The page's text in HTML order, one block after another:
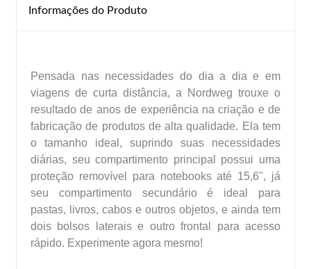
Informações do Produto
Pensada nas necessidades do dia a dia e em
viagens de curta distância, a Nordweg trouxe o
resultado de anos de experiência na criação e de
fabricação de produtos de alta qualidade. Ela tem
o tamanho ideal, suprindo suas necessidades
diárias, seu compartimento principal possui uma
proteção removível para notebooks até 15,6", já
seu compartimento secundário é ideal para
pastas, livros, cabos e outros objetos, e ainda tem
dois bolsos laterais e outro frontal para acesso
rápido. Experimente agora mesmo!